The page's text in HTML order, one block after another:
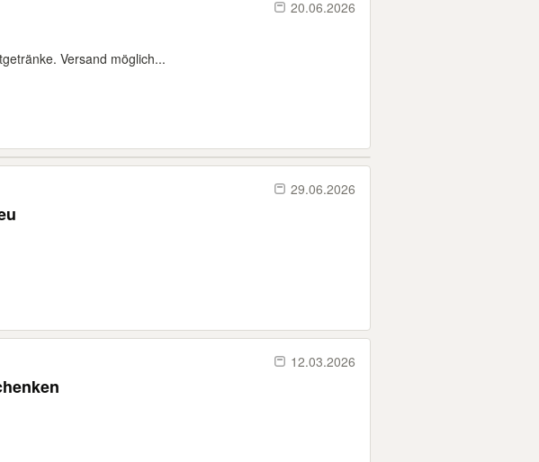
20.06.2026
Versand möglich...
29.06.2026
12.03.2026